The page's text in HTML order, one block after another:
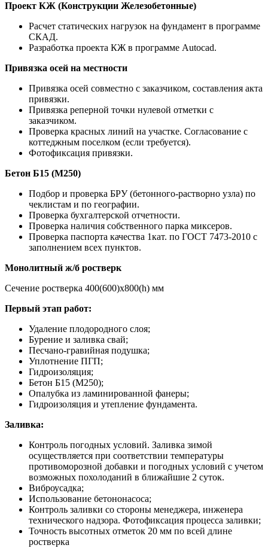
Проект КЖ (Конструкции Железобетонные)
Расчет статических нагрузок на фундамент в программе
СКАД.
Разработка проекта КЖ в программе Autocad.
Привязка осей на местности
Привязка осей совместно с заказчиком, составления акта
привязки.
Привязка реперной точки нулевой отметки с
заказчиком.
Проверка красных линий на участке. Согласование с
коттеджным поселком (если требуется).
Фотофиксация привязки.
Бетон Б15 (М250)
Подбор и проверка БРУ (бетонного-растворно узла) по
чеклистам и по географии.
Проверка бухгалтерской отчетности.
Проверка наличия собственного парка миксеров.
Проверка паспорта качества 1кат. по ГОСТ 7473-2010 с
заполнением всех пунктов.
Монолитный ж/б ростверк
Сечение ростверка 400(600)х800(h) мм
Первый этап работ:
Удаление плодородного слоя;
Бурение и заливка свай;
Песчано-гравийная подушка;
Уплотнение ПГП;
Гидроизоляция;
Бетон Б15 (М250);
Опалубка из ламинированной фанеры;
Гидроизоляция и утепление фундамента.
Заливка:
Контроль погодных условий. Заливка зимой
осуществляется при соответствии температуры
противоморозной добавки и погодных условий с учетом
возможных похолоданий в ближайшие 2 суток.
Виброусадка;
Использование бетононасоса;
Контроль заливки со стороны менеджера, инженера
технического надзора. Фотофиксация процесса заливки;
Точность высотных отметок 20 мм по всей длине
ростверка